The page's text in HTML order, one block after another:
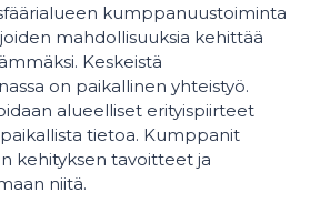
kumppanuustoiminta
mahdollisuuksia kehittää
Keskeistä
on paikallinen yhteistyö.
alueelliset erityispiirteet
tietoa. Kumppanit
kehityksen tavoitteet ja
niitä.